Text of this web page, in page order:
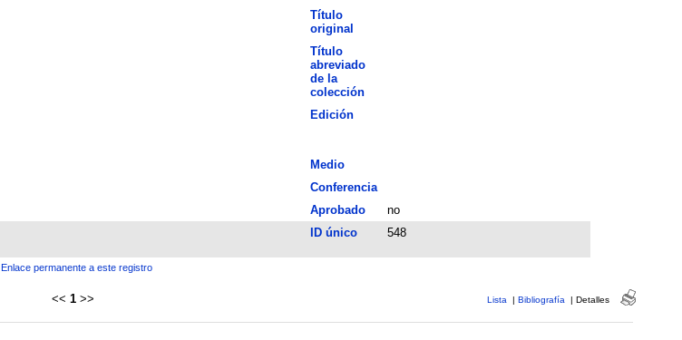
Título
original
Título
abreviado
de la
colección
Edición
Medio
Conferencia
Aprobado
no
ID único 548
Enlace permanente a este registro
<< 1 >> Lista | Bibliografía | Detalles